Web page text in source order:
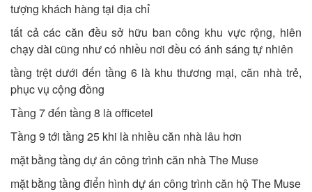
tượng khách hàng tại địa chỉ
tất cả các căn đều sở hữu ban công khu vực rộng, hiên
chạy dài cũng như có nhiều nơi đều có ánh sáng tự nhiên
tầng trệt dưới đến tầng 6 là khu thương mại, căn nhà trẻ,
phục vụ cộng đồng
Tầng 7 đến tầng 8 là officetel
Tầng 9 tới tầng 25 khi là nhiều căn nhà lâu hơn
mặt bằng tầng dự án công trình căn nhà The Muse
mặt bằng tầng điển hình dự án công trình căn hộ The Muse